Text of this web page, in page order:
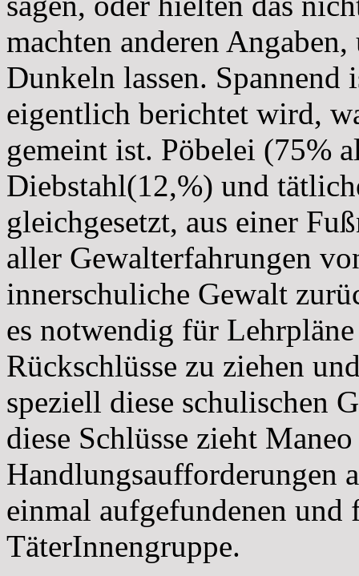
machten anderen
Dunkeln lassen.
eigentlich berichtet wird,
gemeint ist. Pöbelei (75%
Diebstahl(12,%) und
gleichgesetzt, aus einer
aller Gewalterfahrungen
innerschuliche Gewalt
es notwendig für
Rückschlüsse zu ziehen
speziell diese schulischen
diese Schlüsse zieht
Handlungsaufforderungen
einmal aufgefundenen und
TäterInnengruppe.